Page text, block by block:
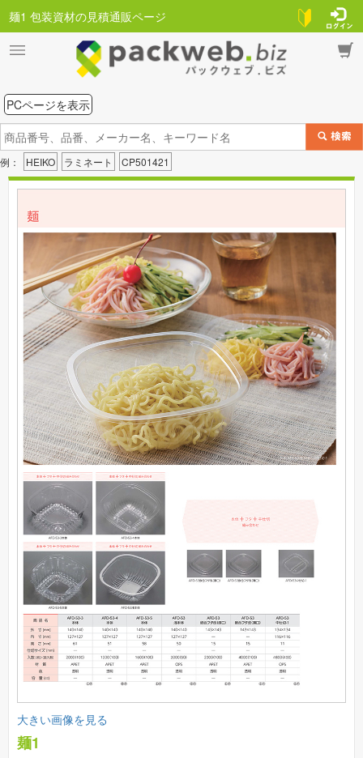
麺1 包装資材の見積通販ページ
PCページを表示
例： HEIKO ラミネート CP501421
大きい画像を見る
麺1